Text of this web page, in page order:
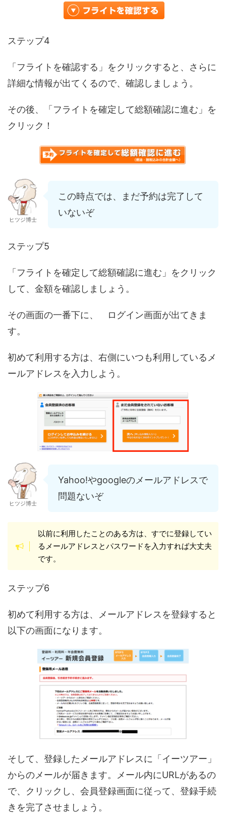
ステップ4
「フライトを確認する」をクリックすると、さらに
詳細な情報が出てくるので、確認しましょう。
その後、「フライトを確定して総額確認に進む」を
クリック！
ヒツジ博士
この時点では、まだ予約は完了して
いないぞ
ステップ5
「フライトを確定して総額確認に進む」をクリック
して、金額を確認しましょう。
その画面の一番下に、 ログイン画面が出てきま
す。
初めて利用する方は、右側にいつも利用しているメ
ールアドレスを入力しよう。
ヒツジ博士
Yahoo!やgoogleのメールアドレスで
問題ないぞ
以前に利用したことのある方は、すでに登録してい
るメールアドレスとパスワードを入力すれば大丈夫
です。
ステップ6
初めて利用する方は、メールアドレスを登録すると
以下の画面になります。
そして、登録したメールアドレスに「イーツアー」
からのメールが届きます。メール内にURLがあるの
で、クリックし、会員登録画面に従って、登録手続
きを完了させましょう。